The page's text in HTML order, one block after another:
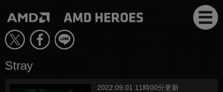
Stray
2022.09.01 11時00分更新